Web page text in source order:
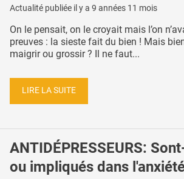
Actualité publiée il y a 9 années 11 mois
On le pensait, on le croyait mais l’on
preuves : la sieste fait du bien ! Mais
maigrir ou grossir ? Il ne faut...
LIRE LA SUITE
ANTIDÉPRESSEURS:
ou impliqués dans